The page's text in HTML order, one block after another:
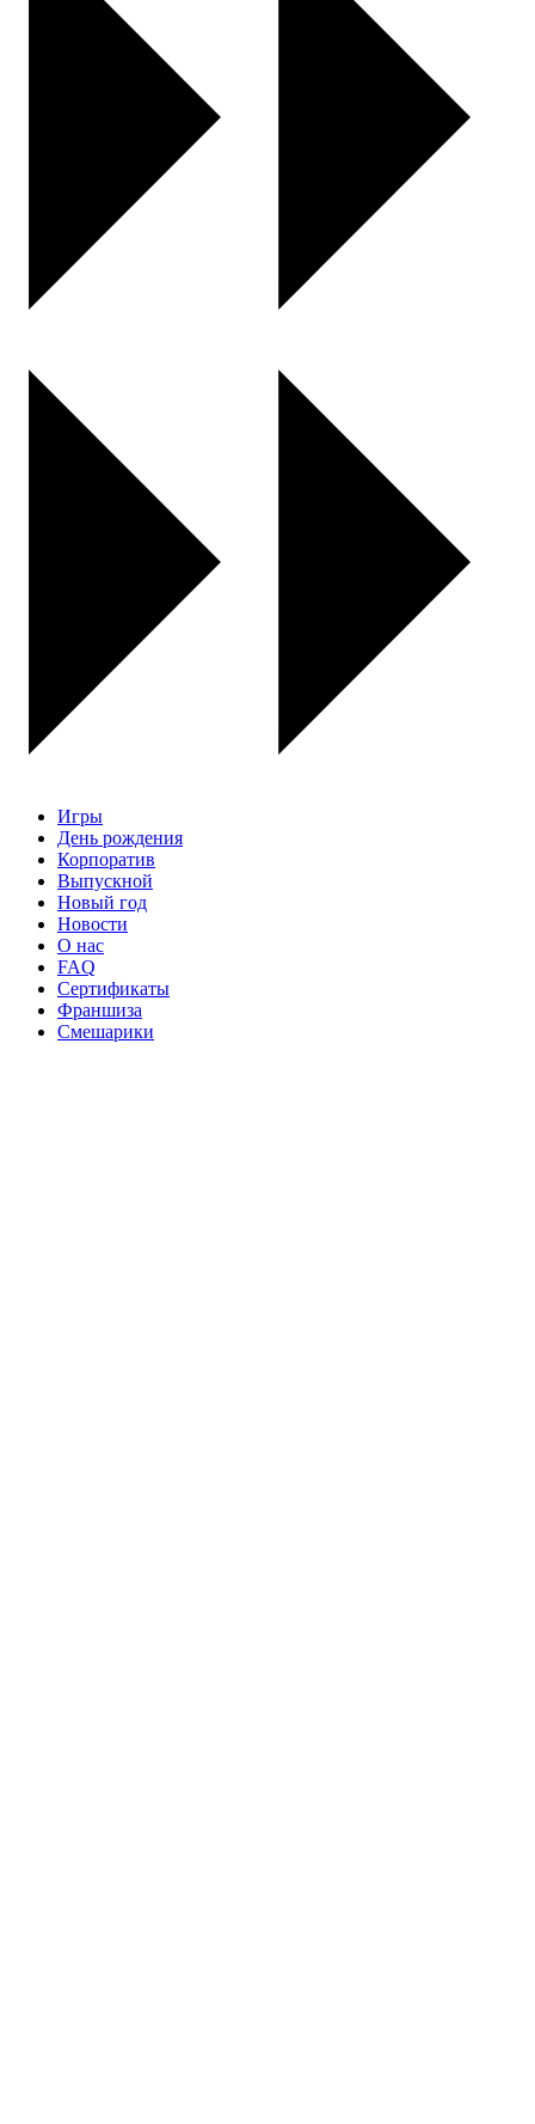
Игры
День рождения
Корпоратив
Выпускной
Новый год
Новости
О нас
FAQ
Сертификаты
Франшиза
Смешарики